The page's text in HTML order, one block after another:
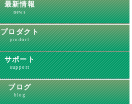
最新情報
news
プロダクト
product
サポート
support
ブログ
blog